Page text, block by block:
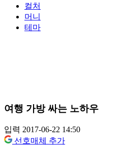
컬처
머니
테마
여행 가방 싸는 노하우
입력 2017-06-22 14:50
선호매체 추가